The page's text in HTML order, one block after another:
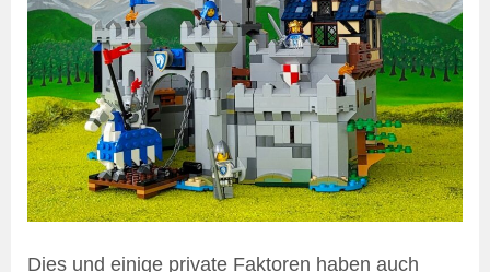
Dies und einige private Faktoren haben auch